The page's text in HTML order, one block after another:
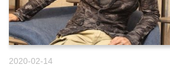
2020-02-14